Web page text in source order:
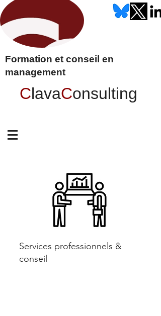
Formation et conseil en
management
ClavaConsulting
Services professionnels &
conseil